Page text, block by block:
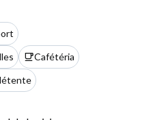
Cafétéria